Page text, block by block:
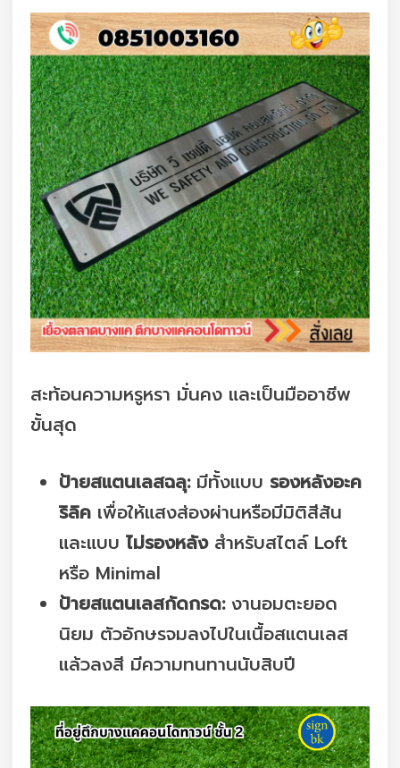
สะท้อนความหรูหรา มั่นคง และเป็นมืออาชีพ
ขั้นสุด
ป้ายสแตนเลสฉลุ:มีทั้งแบบ รองหลังอะค
ริลิค เพื่อให้แสงส่องผ่านหรือมีมิติสีสัน
และแบบ ไม่รองหลังสำหรับสไตล์ Loft
หรือ Minimal
ป้ายสแตนเลสกัดกรด:งานอมตะยอด
นิยม ตัวอักษรจมลงไปในเนื้อสแตนเลส
แล้วลงสี มีความทนทานนับสิบปี